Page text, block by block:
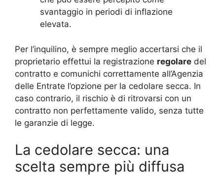
svantaggio in periodi di inflazione
elevata.
Per l’inquilino, è sempre meglio accertarsi che il
proprietario effettui la registrazione regolare del
contratto e comunichi correttamente all’Agenzia
delle Entrate l’opzione per la cedolare secca. In
caso contrario, il rischio è di ritrovarsi con un
contratto non perfettamente valido, senza tutte
le garanzie di legge.
La cedolare secca: una
scelta sempre più diffusa